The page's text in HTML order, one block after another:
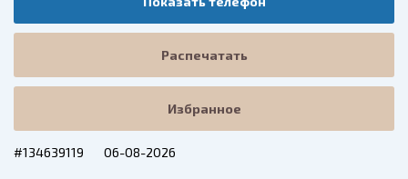
Распечатать
Избранное
#134639119 06-08-2026